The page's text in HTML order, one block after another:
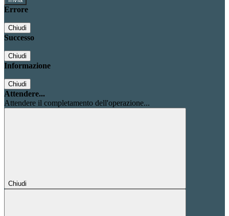
Errore
Chiudi
Successo
Chiudi
Informazione
Chiudi
Attendere...
Attendere il completamento dell'operazione...
Chiudi